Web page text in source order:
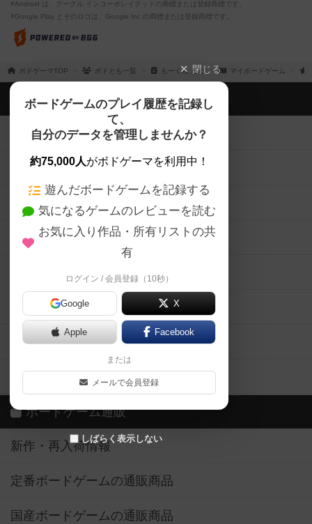
※Android は、グーグル インコーポレイテッドの商標または登録商標です。
※Google Play とそのロゴは、Google Inc.の商標または登録商標です。
ボドゲーマTOP ボドとも一覧 もーくん だよ マイボードゲーム
閉じる
ボードゲームのプレイ履歴を記録し
て、
自分のデータを管理しませんか？
約75,000人がボドゲーマを利用中！
遊んだボードゲームを記録する
気になるゲームのレビューを読む
お気に入り作品・所有リストの共
有
ログイン / 会員登録（10秒）
Google X
Apple Facebook
または
メールで会員登録
しばらく表示しない
ボドゲーマTOP
ボードゲームを検索する
ボードゲームの新着レビュー
ボードゲーム会情報
メカニクス特集
掲示板・トピックス
ボドとも・会員一覧
ボードゲーム業界コラム
ボドゲーマご利用案内
ボードゲーム通販
新作・再入荷情報
定番ボードゲームの通販商品
国産ボードゲームの通販商品